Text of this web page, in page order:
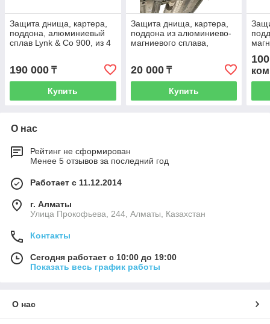
Защита днища, картера,
поддона, алюминиевый
сплав Lynk & Co 900, из 4
190 000 ₸
Купить
Защита днища, картера,
поддона из алюминиево-
магниевого сплава,
20 000₸
Купить
из 5
О нас
Рейтинг не сформирован
Менее 5 отзывов за последний год
Работает с 11.12.2014
г. Алматы
​Улица Прокофьева, 244, Алматы, Казахстан
Контакты
Сегодня работает с 10:00 до 19:00
Показать весь график работы
О нас